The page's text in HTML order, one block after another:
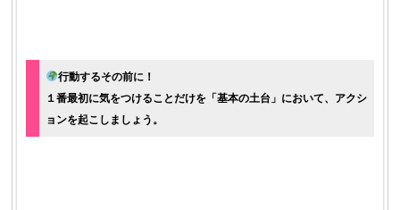
行動するその前に！
１番最初に気をつけることだけを「基本の土台」において、アクシ
ョンを起こしましょう。